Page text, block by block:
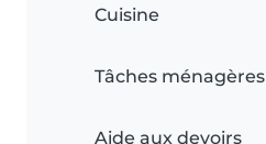
Cuisine
Tâches ménagères
Aide aux devoirs